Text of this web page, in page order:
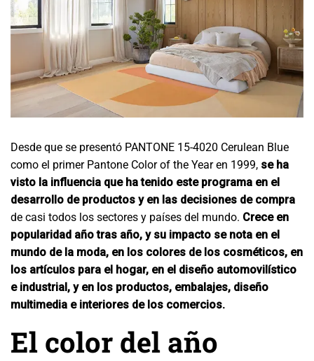
Desde que se presentó PANTONE 15-4020 Cerulean Blue
como el primer Pantone Color of the Year en 1999, se ha
visto la influencia que ha tenido este programa en el
desarrollo de productos y en las decisiones de compra
de casi todos los sectores y países del mundo. Crece en
popularidad año tras año, y su impacto se nota en el
mundo de la moda, en los colores de los cosméticos, en
los artículos para el hogar, en el diseño automovilístico
e industrial, y en los productos, embalajes, diseño
multimedia e interiores de los comercios.
El color del año